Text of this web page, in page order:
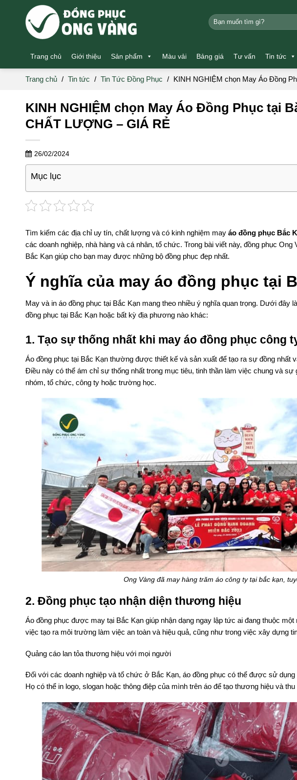
Tìm
kiếm:
Trang chủ Giới thiệu Sản phẩm Màu vải Bảng giá Tư vấn Tin tức
Trang chủ / Tin tức / Tin Tức Đồng Phục / KINH NGHIỆM chọn May Áo Đồng
KINH NGHIỆM chọn May Áo Đồng Phục tại
CHẤT LƯỢNG – GIÁ RẺ
26/02/2024
Mục lục
Tìm kiếm các địa chỉ uy tín, chất lượng và có kinh nghiệm may áo đồng phục Bắc
các doanh nghiệp, nhà hàng và cá nhân, tổ chức. Trong bài viết này, đồng phục
Bắc Kạn giúp cho bạn may được những bộ đồng phục đẹp nhất.
Ý nghĩa của may áo đồng phục tại
May và in áo đồng phục tại Bắc Kạn mang theo nhiều ý nghĩa quan trọng. Dưới đây
đồng phục tại Bắc Kạn hoặc bất kỳ địa phương nào khác:
1. Tạo sự thống nhất khi may áo đồng phục công
Áo đồng phục tại Bắc Kạn thường được thiết kế và sản xuất để tạo ra sự đồng nhất
Điều này có thể ám chỉ sự thống nhất trong mục tiêu, tinh thần làm việc chung và
nhóm, tổ chức, công ty hoặc trường học.
Ong Vàng đã may hàng trăm áo công ty tại bắc kạn,
2. Đồng phục tạo nhận diện thương hiệu
Áo đồng phục được may tại Bắc Kạn giúp nhận dạng ngay lập tức ai đang thuộc
việc tạo ra môi trường làm việc an toàn và hiệu quả, cũng như trong việc xây dựng
Quảng cáo lan tỏa thương hiệu với mọi người
Đối với các doanh nghiệp và tổ chức ở Bắc Kạn, áo đồng phục có thể được sử
Họ có thể in logo, slogan hoặc thông điệp của mình trên áo để tạo thương hiệu và